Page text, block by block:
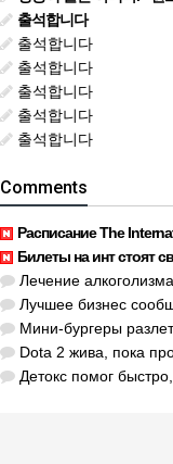
출석합니다
출석합니다
출석합니다
출석합니다
출석합니다
출석합니다
Comments
Расписание The
Билеты на инт стоят своих
Лечение алкоголизма прошло
Лучшее бизнес сообщество
Мини-бургеры
Dota 2 жива, пока
Детокс помог быстро,